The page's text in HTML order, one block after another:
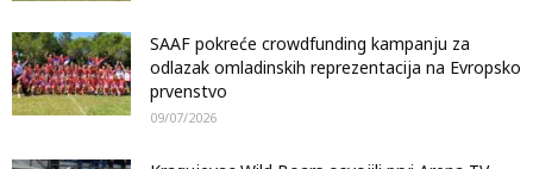
SAAF pokreće crowdfunding kampanju za
odlazak omladinskih reprezentacija na Evropsko
prvenstvo
09/07/2026